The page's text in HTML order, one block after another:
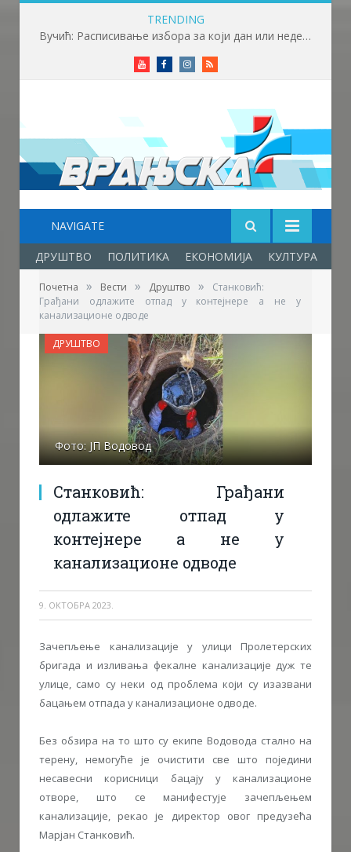
TRENDING
Вучић: Расписивање избора за који дан или недељу
YoutubeFacebookInstagram
RSS
NAVIGATE
ДРУШТВО ПОЛИТИКА ЕКОНОМИЈА КУЛТУРА
Почетна » Вести » Друштво »
Станковић:
Грађани одлажите отпад у контејнере а не у
канализационе одводе
Фото: ЈП Водовод
Станковић: Грађани
одлажите отпад у
контејнере а не у
канализационе одводе
9. ОКТОБРА 2023.
ДРУШТВО
Зачепљење канализације у улици Пролетерских
бригада и изливања фекалне канализације дуж те
улице, само су неки од проблема који су изазвани
бацањем отпада у канализационе одводе.
Без обзира на то што су екипе Водовода стално на
терену, немогуће је очистити све што поједини
несавесни корисници бацају у канализационе
отворе, што се манифестује зачепљењем
канализације, рекао је директор овог предузећа
Марјан Станковић.